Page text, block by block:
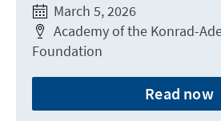
March 5, 2026
Academy of the Konrad-
Foundation
Read now